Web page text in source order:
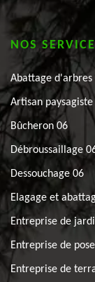
NOS
Abattage d'arbres
Artisan paysagiste
Bûcheron 06
Débroussaillage
Dessouchage 06
Elagage et
Entreprise de
Entreprise de
Entreprise de